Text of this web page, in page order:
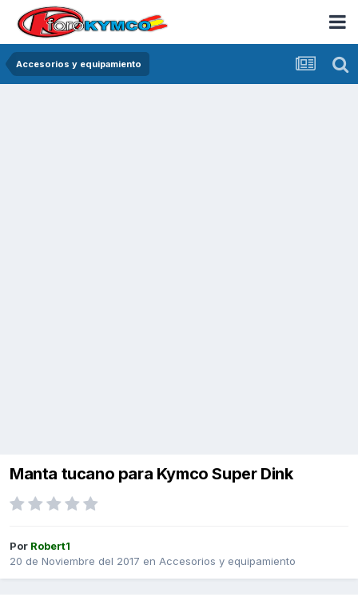
Accesorios y equipamiento
Manta tucano para Kymco Super Dink
Por Robert1
20 de Noviembre del 2017 en Accesorios y equipamiento